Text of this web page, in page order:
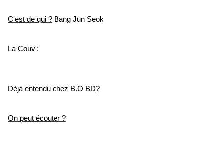
C'est de qui ? Bang Jun Seok
La Couv':
Déjà entendu chez B.O BD?
On peut écouter ?